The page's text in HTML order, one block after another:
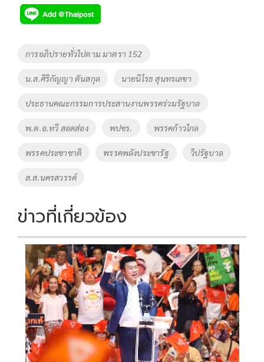
e
b
o
o
k
tt
er
p
y
Li
k
Tags
การอภิปรายทั่วไปตาม มาตรา 152
น.ส.ศิริกัญญา ตันสกุล นายนิโรธ สุนทรเลขา
ประธานคณะกรรมการประสานงานพรรคร่วมรัฐบาล
พ.ต.อ.ทวี สอดส่อง พปชร. พรรคก้าวไกล
พรรคประชาชาติ พรรคพลังประชารัฐ วิปรัฐบาล
ส.ส.นครสวรรค์
ข่าวที่เกี่ยวข้อง